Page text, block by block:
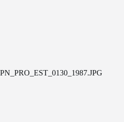
PN_PRO_EST_0130_1987.JPG